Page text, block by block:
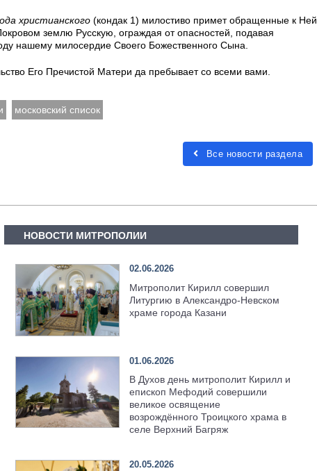
христианского (кондак 1) милостиво примет обращенные к Ней
землю Русскую, ограждая от опасностей, подавая
нашему милосердие Своего Божественного Сына.
Его Пречистой Матери да пребывает со всеми вами.
московский список
Все новости раздела
НОВОСТИ МИТРОПОЛИИ
02.06.2026
Митрополит Кирилл совершил
Литургию в Александро-Невском
храме города Казани
01.06.2026
В Духов день митрополит Кирилл и
епископ Мефодий совершили
великое освящение
возрождённого Троицкого храма в
селе Верхний Багряж
20.05.2026